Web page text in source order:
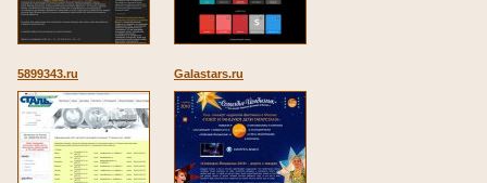
5899343.ru Galastars.ru